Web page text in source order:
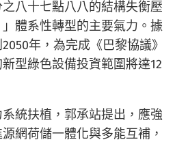
八十七點八八的結構失衡壓
體系性轉型的主要氣力。據
年，為完成《巴黎協議》
型綠色設備投資範圍將達12
統扶植，郭承站提出，應強
網荷儲一體化與多能互補，